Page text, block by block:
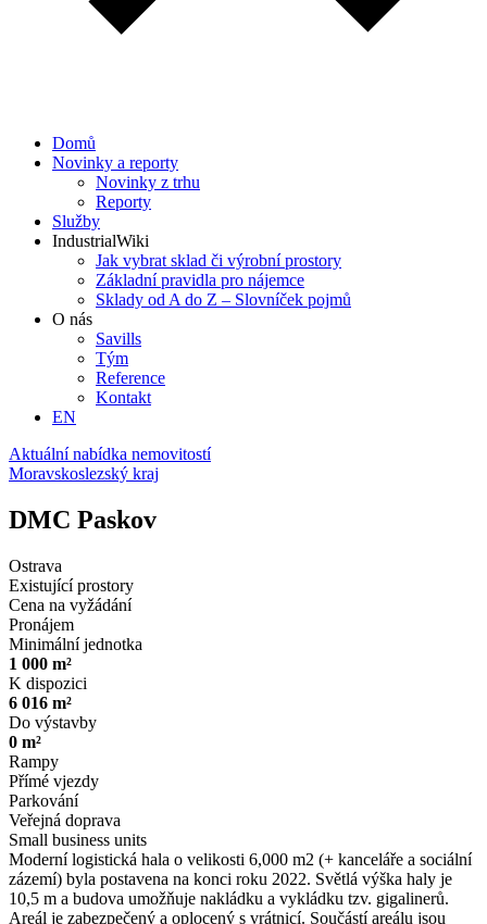
Domů
Novinky a reporty
Novinky z trhu
Reporty
Služby
IndustrialWiki
Jak vybrat sklad či výrobní prostory
Základní pravidla pro nájemce
Sklady od A do Z – Slovníček pojmů
O nás
Savills
Tým
Reference
Kontakt​
EN
Aktuální nabídka nemovitostí
Moravskoslezský kraj
DMC Paskov
Ostrava
Existující prostory
Cena na vyžádání
Pronájem
Minimální jednotka
1 000 m²
K dispozici
6 016 m²
Do výstavby
0 m²
Rampy
Přímé vjezdy
Parkování
Veřejná doprava
Small business units
Moderní logistická hala o velikosti 6,000 m2 (+ kanceláře a sociální
zázemí) byla postavena na konci roku 2022. Světlá výška haly je
10,5 m a budova umožňuje nakládku a vykládku tzv. gigalinerů.
Areál je zabezpečený a oplocený s vrátnicí. Součástí areálu jsou